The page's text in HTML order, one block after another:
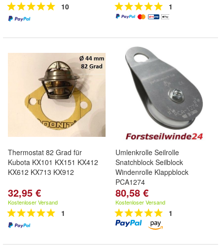
10 1
Thermostat 82 Grad für
Kubota KX101 KX151 KX412
KX612 KX713 KX912
32,95 €
Kostenloser Versand
1
Umlenkrolle Seilrolle
Snatchblock Seilblock
Windenrolle Klappblock
PCA1274
80,58 €
Kostenloser Versand
1